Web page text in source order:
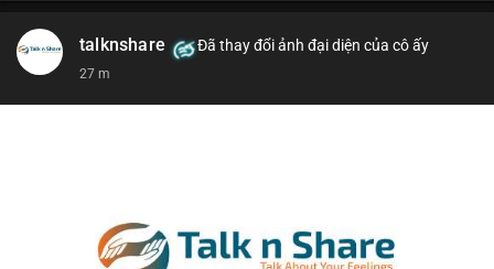
talknshare Đã thay đổi ảnh đại diện của cô ấy
27 m